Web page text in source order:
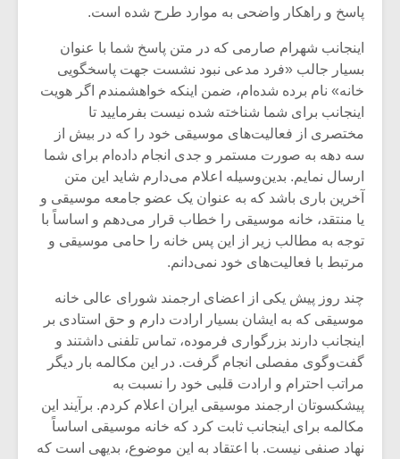
پاسخ و راهکار واضحی به موارد طرح شده است.
اینجانب شهرام صارمی که در متن پاسخ شما با عنوان
بسیار جالب «فرد مدعی نبود نشست جهت پاسخگویی
خانه» نام برده شده‌ام، ضمن اینکه خواهشمندم اگر هویت
اینجانب برای شما شناخته شده نیست بفرمایید تا
مختصری از فعالیت‌های موسیقی خود را که در بیش از
سه دهه به صورت مستمر و جدی انجام داده‌ام برای شما
ارسال نمایم. بدین‌وسیله اعلام می‌دارم شاید این متن
آخرین باری باشد که به عنوان یک عضو جامعه موسیقی و
یا منتقد، خانه موسیقی را خطاب قرار می‌دهم و اساساً با
توجه به مطالب زیر از این پس خانه را حامی موسیقی و
مرتبط با فعالیت‌های خود نمی‌دانم.
چند روز پیش یکی از اعضای ارجمند شورای عالی خانه
موسیقی که به ایشان بسیار ارادت دارم و حق استادی بر
اینجانب دارند بزرگواری فرموده، تماس تلفنی داشتند و
گفت‌وگوی مفصلی انجام گرفت. در این مکالمه بار دیگر
مراتب احترام و ارادت قلبی خود را نسبت به
پیشکسوتان ارجمند موسیقی ایران اعلام کردم. برآیند این
مکالمه برای اینجانب ثابت کرد که خانه موسیقی اساساً
نهاد صنفی نیست. با اعتقاد به این موضوع، بدیهی است که